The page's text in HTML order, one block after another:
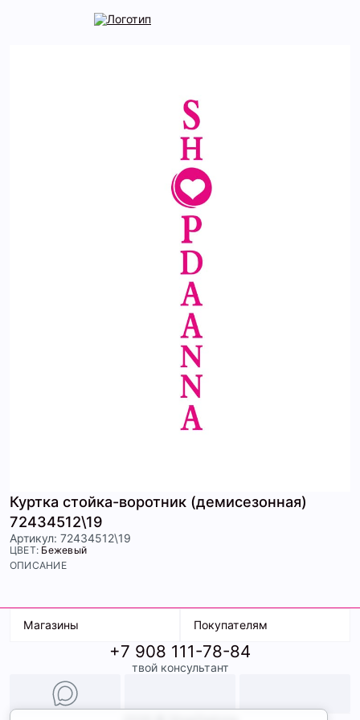
Куртка стойка-воротник (демисезонная)
72434512\19
Артикул: 72434512\19
ЦВЕТ: Бежевый
ОПИСАНИЕ
Магазины
ТК Терминал
ТРК Континент
Покупателям
Доставка
Условия оплаты
Образы
+7 908 111-78-84
твой консультант